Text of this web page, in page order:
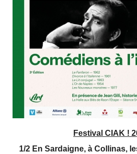
Festival CIAK !
1/2 En Sardaigne, à Collinas,